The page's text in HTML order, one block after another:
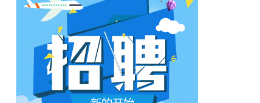
乎归零…
6月29日 10:20:00
AI短剧赢了数量，真人短剧赢了命
2026年一季度，全行业上线微短剧12.8万部，
其中AI短剧12.2万部，占比超过95%。真人短
剧？只剩几千部。你猜这95%的AI短剧，拿走
了多少流量？
本网原创